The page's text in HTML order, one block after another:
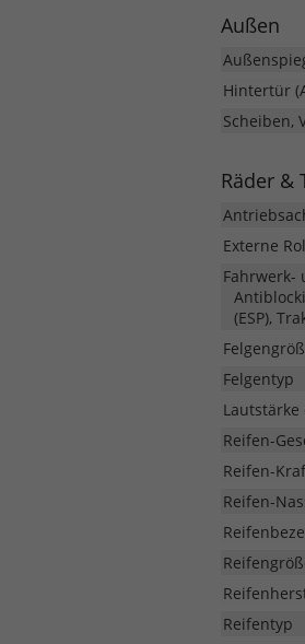
Außen
Hintertür
Scheiben,
Räder &
Externe
Fahrwerk-
(ESP),
Felgentyp
Reifen-
Reifen-
Reifen-
Reifentyp